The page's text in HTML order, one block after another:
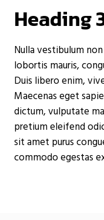
Heading
Nulla vestibulum
lobortis mauris,
Duis libero enim,
Maecenas eget
dictum, vulputate
pretium eleifend
sit amet purus
commodo egestas